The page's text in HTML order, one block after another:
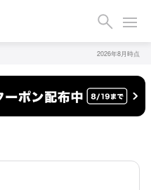
2026年8月時点